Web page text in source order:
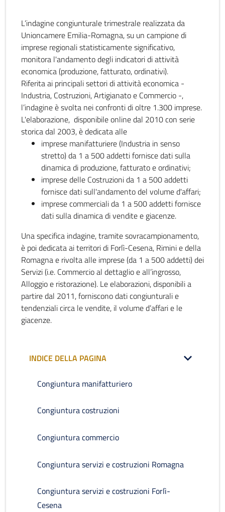
L’indagine congiunturale trimestrale realizzata da
Unioncamere Emilia-Romagna, su un campione di
imprese regionali statisticamente significativo,
monitora l'andamento degli indicatori di attività
economica (produzione, fatturato, ordinativi).
Riferita ai principali settori di attività economica -
Industria, Costruzioni, Artigianato e Commercio -,
l’indagine è svolta nei confronti di oltre 1.300 imprese.
L'elaborazione, disponibile online dal 2010 con serie
storica dal 2003, è dedicata alle
imprese manifatturiere (Industria in senso
stretto) da 1 a 500 addetti fornisce dati sulla
dinamica di produzione, fatturato e ordinativi;
imprese delle Costruzioni da 1 a 500 addetti
fornisce dati sull'andamento del volume d'affari;
imprese commerciali da 1 a 500 addetti fornisce
dati sulla dinamica di vendite e giacenze.
Una specifica indagine, tramite sovracampionamento,
è poi dedicata ai territori di Forlì-Cesena, Rimini e della
Romagna e rivolta alle imprese (da 1 a 500 addetti) dei
Servizi (i.e. Commercio al dettaglio e all’ingrosso,
Alloggio e ristorazione). Le elaborazioni, disponibili a
partire dal 2011, forniscono dati congiunturali e
tendenziali circa le vendite, il volume d’affari e le
giacenze.
INDICE DELLA PAGINA
Congiuntura manifatturiero
Congiuntura costruzioni
Congiuntura commercio
Congiuntura servizi e costruzioni Romagna
Congiuntura servizi e costruzioni Forlì-
Cesena